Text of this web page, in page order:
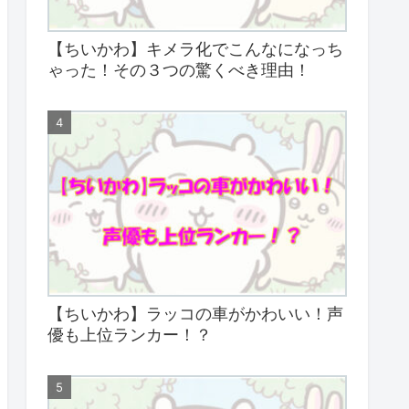
【ちいかわ】キメラ化でこんなになっち
ゃった！その３つの驚くべき理由！
【ちいかわ】ラッコの車がかわいい！声
優も上位ランカー！？